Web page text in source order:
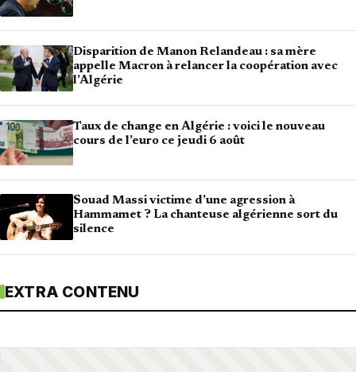
Disparition de Manon Relandeau : sa mère
appelle Macron à relancer la coopération avec
l’Algérie
Taux de change en Algérie : voici le nouveau
cours de l’euro ce jeudi 6 août
Souad Massi victime d’une agression à
Hammamet ? La chanteuse algérienne sort du
silence
EXTRA CONTENU